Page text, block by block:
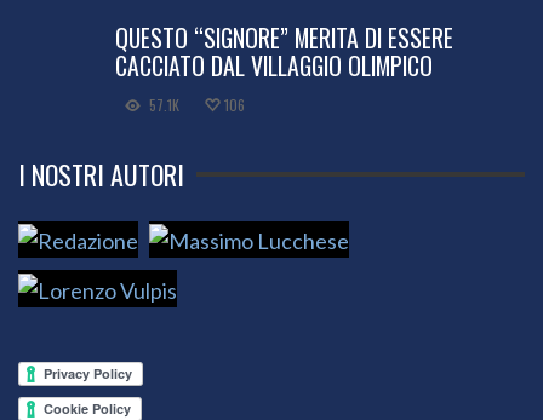
QUESTO “SIGNORE” MERITA DI ESSERE
CACCIATO DAL VILLAGGIO OLIMPICO
57.1K 106
I NOSTRI AUTORI